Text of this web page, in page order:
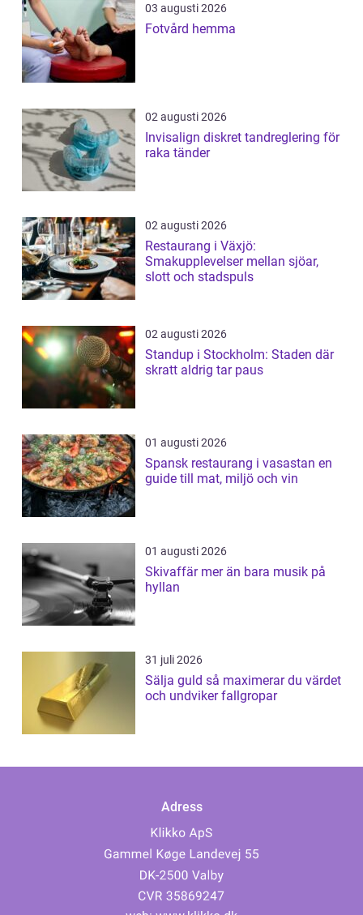
03 augusti 2026
Fotvård hemma
02 augusti 2026
Invisalign diskret tandreglering för
raka tänder
02 augusti 2026
Restaurang i Växjö:
Smakupplevelser mellan sjöar,
slott och stadspuls
02 augusti 2026
Standup i Stockholm: Staden där
skratt aldrig tar paus
01 augusti 2026
Spansk restaurang i vasastan en
guide till mat, miljö och vin
01 augusti 2026
Skivaffär mer än bara musik på
hyllan
31 juli 2026
Sälja guld så maximerar du värdet
och undviker fallgropar
Adress